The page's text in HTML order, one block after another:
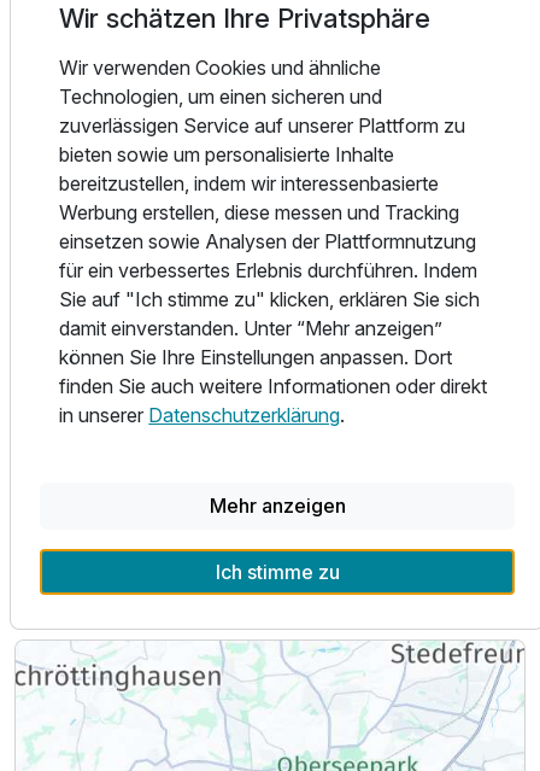
eine entspannte Auszeit. In Bielefeld finden Sie eine
perfekte Mischung aus Natur, Kultur und
Einkaufsmöglichkeiten, die die Stadt zu einem besonderen
Ziel im Herzen Deutschlands machen.
Lassen Sie sich bei Ihrem Kurzurlaub verwöhnen!
Teil der Kette
Steigenberger Hotels & Resorts
Lage & Umgebung
Wir schätzen Ihre Privatsphäre
Wir verwenden Cookies und ähnliche
Technologien, um einen sicheren und
zuverlässigen Service auf unserer Plattform zu
bieten sowie um personalisierte Inhalte
bereitzustellen, indem wir interessenbasierte
Werbung erstellen, diese messen und Tracking
einsetzen sowie Analysen der Plattformnutzung
für ein verbessertes Erlebnis durchführen. Indem
Sie auf "Ich stimme zu" klicken, erklären Sie sich
damit einverstanden. Unter “Mehr anzeigen”
können Sie Ihre Einstellungen anpassen. Dort
finden Sie auch weitere Informationen oder direkt
in unserer Datenschutzerklärung.
Mehr anzeigen
Ich stimme zu